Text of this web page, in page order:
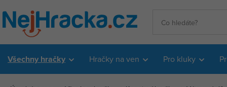
Všechny hračky Hračky na ven Pro kluky